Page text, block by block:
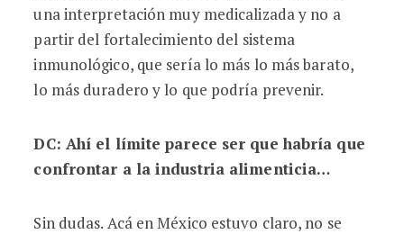
una interpretación muy medicalizada y no a
partir del fortalecimiento del sistema
inmunológico, que sería lo más lo más barato,
lo más duradero y lo que podría prevenir.
DC: Ahí el límite parece ser que habría que
confrontar a la industria alimenticia…
Sin dudas. Acá en México estuvo claro, no se